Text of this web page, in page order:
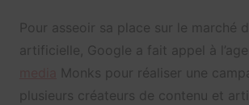
Pour asseoir sa place sur le marché
artificielle, Google a fait appel à
Monks pour réaliser une
plusieurs créateurs de contenu et